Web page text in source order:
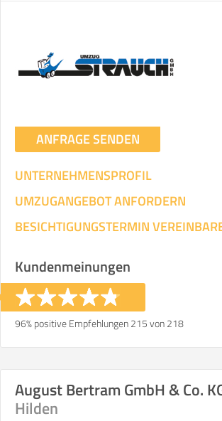
ANFRAGE SENDEN
UNTERNEHMENSPROFIL
UMZUGANGEBOT ANFORDERN
BESICHTIGUNGSTERMIN
Kundenmeinungen
96% positive Empfehlungen 215 von 218
August Bertram GmbH & Co.
Hilden